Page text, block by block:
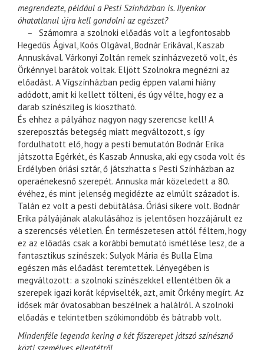
megrendezte, például a Pesti Színházban is. Ilyenkor
óhatatlanul újra kell gondolni az egészet?
– Számomra a szolnoki előadás volt a legfontosabb
Hegedűs Ágival, Koós Olgával, Bodnár Erikával, Kaszab
Annuskával. Várkonyi Zoltán remek színházvezető volt, és
Örkénnyel barátok voltak. Eljött Szolnokra megnézni az
előadást. A Vígszínházban pedig éppen valami hiány
adódott, amit ki kellett tölteni, és úgy vélte, hogy ez a
darab színészileg is kiosztható.
És ehhez a pályához nagyon nagy szerencse kell! A
szereposztás betegség miatt megváltozott, s így
fordulhatott elő, hogy a pesti bemutatón Bodnár Erika
játszotta Egérkét, és Kaszab Annuska, aki egy csoda volt és
Erdélyben óriási sztár, ő játszhatta s Pesti Színházban az
operaénekesnő szerepét. Annuska már közeledett a 80.
évéhez, és mint jelenség megidézte az elmúlt századot is.
Talán ez volt a pesti debütálása. Óriási sikere volt. Bodnár
Erika pályájának alakulásához is jelentősen hozzájárult ez
a szerencsés véletlen. Én természetesen attól féltem, hogy
ez az előadás csak a korábbi bemutató ismétlése lesz, de a
fantasztikus színészek: Sulyok Mária és Bulla Elma
egészen más előadást teremtettek. Lényegében is
megváltozott: a szolnoki színészekkel ellentétben ők a
szerepek igazi korát képviselték, azt, amit Örkény megírt. Az
idősek már óvatosabban beszélnek a halálról. A szolnoki
előadás e tekintetben szókimondóbb és bátrabb volt.
Mindenféle legenda kering a két főszerepet játszó színésznő